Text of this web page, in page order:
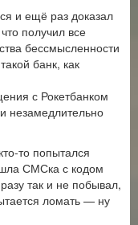
и ещё раз доказал
получил все
бессмысленности
банк, как
с Рокетбанком
незамедлительно
то попытался
СМСка с кодом
так и не побывал,
ломать — ну